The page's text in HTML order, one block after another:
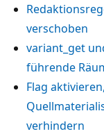
verschoben
variant_get
führende
Flag
verhindern